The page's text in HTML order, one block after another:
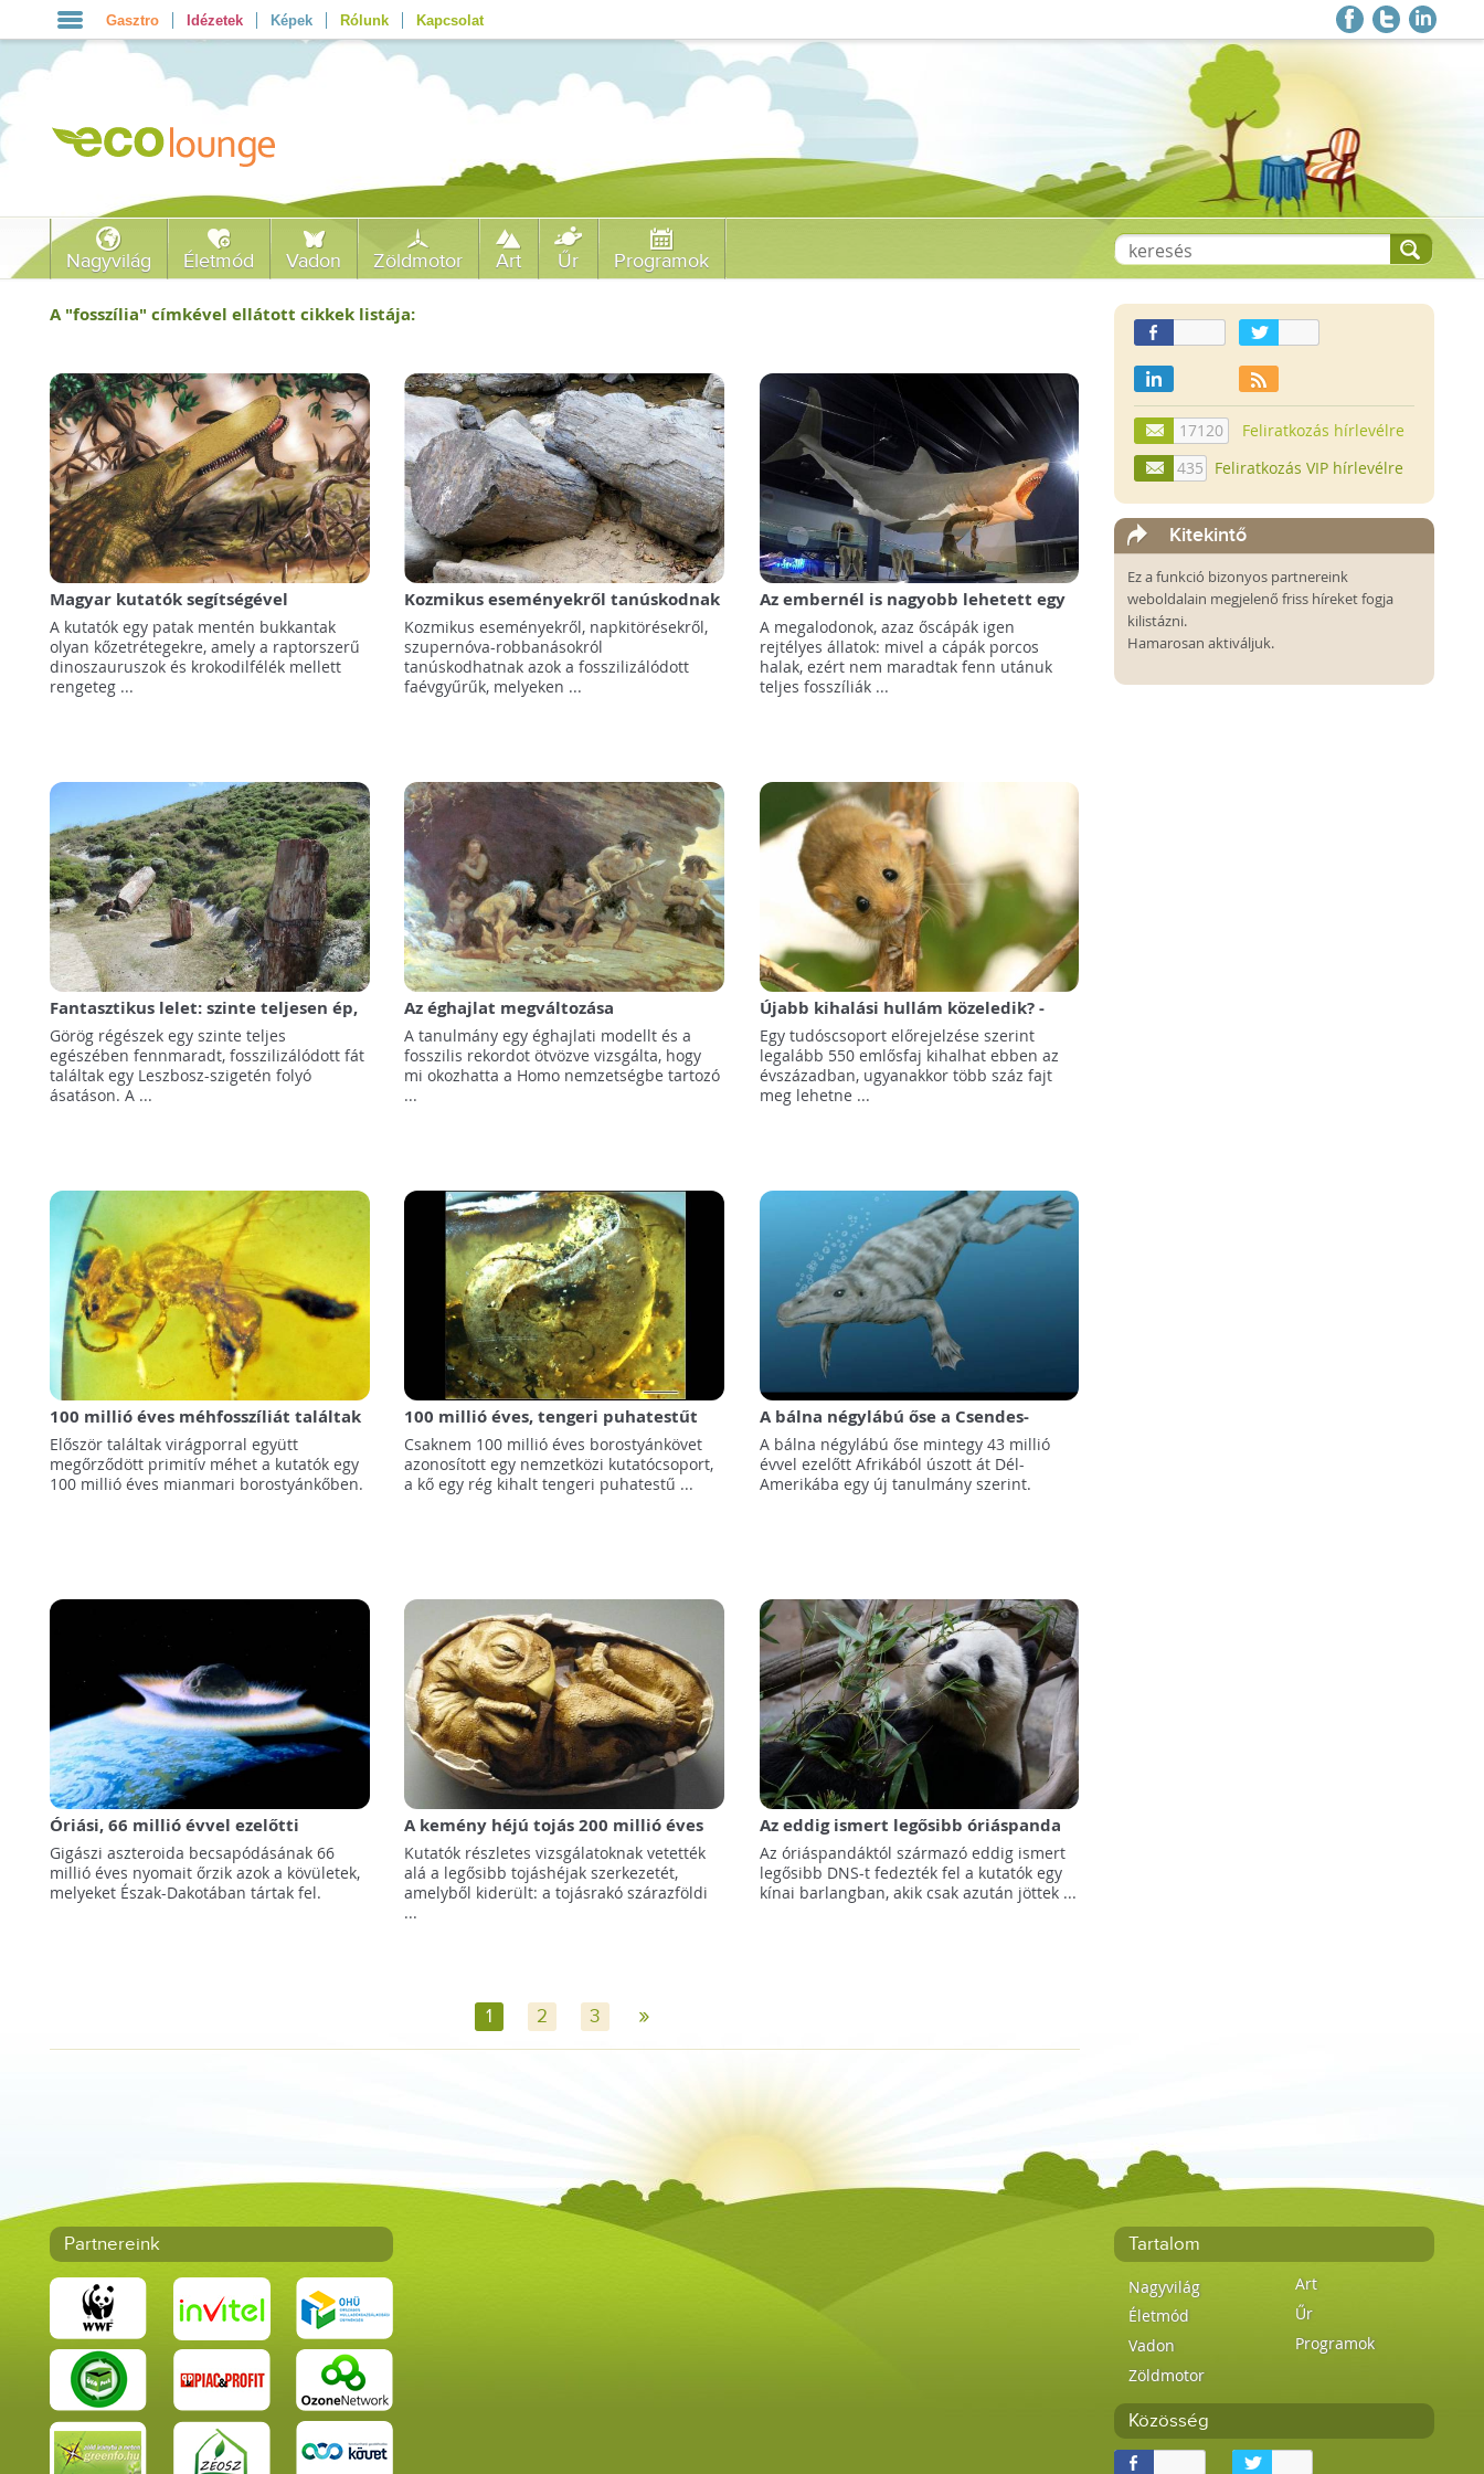
Gasztro Idézetek Képek Rólunk Kapcsolat
Nagyvilág Életmód Vadon Zöldmotor Art Űr Programok
A "fosszília" címkével ellátott cikkek listája:
Magyar kutatók segítségével
bukkantak 90 millió éves őslények
lelőhelyére Ausztriában
A kutatók egy patak mentén bukkantak
olyan kőzetrétegekre, amely a raptorszerű
dinoszauruszok és krokodilfélék mellett
rengeteg ...
Kozmikus eseményekről tanúskodnak
a fosszilizálódott faévgyűrűk
Kozmikus eseményekről, napkitörésekről,
szupernóva-robbanásokról
tanúskodhatnak azok a fosszilizálódott
faévgyűrűk, melyeken ...
Az embernél is nagyobb lehetett egy
újszülött megalodon
A megalodonok, azaz őscápák igen
rejtélyes állatok: mivel a cápák porcos
halak, ezért nem maradtak fenn utánuk
teljes fosszíliák ...
Fantasztikus lelet: szinte teljesen ép,
fosszilizálódott fát találtak a
Leszbosz-szigeten
Görög régészek egy szinte teljes
egészében fennmaradt, fosszilizálódott fát
találtak egy Leszbosz-szigetén folyó
ásatáson. A ...
Az éghajlat megváltozása
kulcsszerepet játszhatott a korai
emberfajok kihalásában
A tanulmány egy éghajlati modellt és a
fosszilis rekordot ötvözve vizsgálta, hogy
mi okozhatta a Homo nemzetségbe tartozó
...
Újabb kihalási hullám közeledik? -
Több száz emlős halhat ki az évszázad
végére
Egy tudóscsoport előrejelzése szerint
legalább 550 emlősfaj kihalhat ebben az
évszázadban, ugyanakkor több száz fajt
meg lehetne ...
100 millió éves méhfosszíliát találtak
egy borostyánkőben!
Először találtak virágporral együtt
megőrződött primitív méhet a kutatók egy
100 millió éves mianmari borostyánkőben.
100 millió éves, tengeri puhatestűt
magába záró borostyánkövet találtak
Csaknem 100 millió éves borostyánkövet
azonosított egy nemzetközi kutatócsoport,
a kő egy rég kihalt tengeri puhatestű ...
A bálna négylábú őse a Csendes-
óceánon át jutott Dél-Amerikába
A bálna négylábú őse mintegy 43 millió
évvel ezelőtt Afrikából úszott át Dél-
Amerikába egy új tanulmány szerint.
Óriási, 66 millió évvel ezelőtti
becsapódásról tanúskodó kövületekre
bukkantak
Gigászi aszteroida becsapódásának 66
millió éves nyomait őrzik azok a kövületek,
melyeket Észak-Dakotában tártak fel.
A kemény héjú tojás 200 millió éves
evolúciós találmány
Kutatók részletes vizsgálatoknak vetették
alá a legősibb tojáshéjak szerkezetét,
amelyből kiderült: a tojásrakó szárazföldi
...
Az eddig ismert legősibb óriáspanda
DNS-t találták meg egy kínai
barlangban
Az óriáspandáktól származó eddig ismert
legősibb DNS-t fedezték fel a kutatók egy
kínai barlangban, akik csak azután jöttek ...
1 2 3 »
17120
Feliratkozás hírlevélre
435
Feliratkozás VIP hírlevélre
Kitekintő
Ez a funkció bizonyos partnereink
weboldalain megjelenő friss híreket fogja
kilistázni.
Hamarosan aktiváljuk.
Partnereink Tartalom
Nagyvilág
Életmód
Vadon
Zöldmotor
Art
Űr
Programok
Közösség